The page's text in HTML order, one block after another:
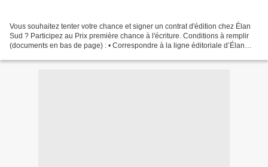
Vous souhaitez tenter votre chance et signer un contrat d'édition chez Élan
Sud ? Participez au Prix première chance à l'écriture. Conditions à remplir
(documents en bas de page) : • Correspondre à la ligne éditoriale d’Élan